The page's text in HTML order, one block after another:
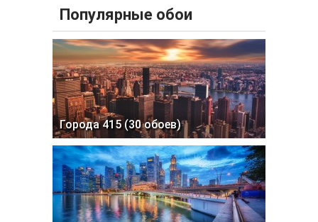
Популярные обои
Города 415 (30 обоев)